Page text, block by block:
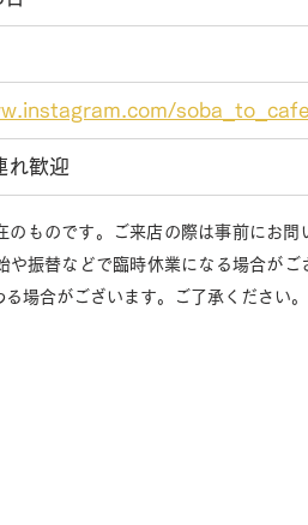
れ歓迎
ものです。ご来店の際は事前にお問
や振替などで臨時休業になる場合が
場合がございます。ご了承ください。